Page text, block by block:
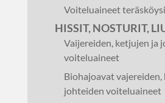
Voiteluaineet
HISSIT, NOSTURIT,
Vaijereiden, ketjujen ja
voiteluaineet
Biohajoavat vajereiden,
johteiden voiteluaineet